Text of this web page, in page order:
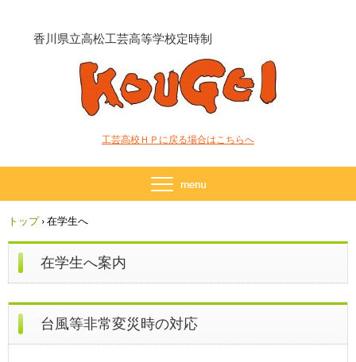
香川県立高松工芸高等学校定時制
工芸高校ＨＰに戻る場合はこちらへ
トップ › 在学生へ
在学生へ案内
台風等非常変災時の対応